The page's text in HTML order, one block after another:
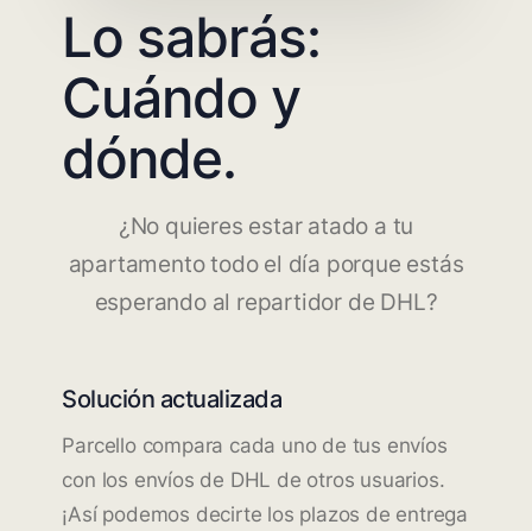
Lo sabrás:
Cuándo y
dónde.
¿No quieres estar atado a tu
apartamento todo el día porque estás
esperando al repartidor de DHL?
Solución actualizada
Parcello compara cada uno de tus envíos
con los envíos de DHL de otros usuarios.
¡Así podemos decirte los plazos de entrega